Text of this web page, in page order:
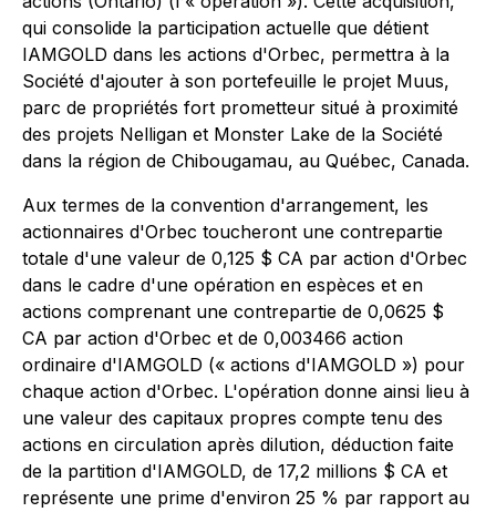
qui consolide la participation actuelle que détient
IAMGOLD dans les actions d'Orbec, permettra à la
Société d'ajouter à son portefeuille le projet Muus,
parc de propriétés fort prometteur situé à proximité
des projets Nelligan et Monster Lake de la Société
dans la région de Chibougamau, au Québec, Canada.
Aux termes de la convention d'arrangement, les
actionnaires d'Orbec toucheront une contrepartie
totale d'une valeur de 0,125 $ CA par action d'Orbec
dans le cadre d'une opération en espèces et en
actions comprenant une contrepartie de 0,0625 $
CA par action d'Orbec et de 0,003466 action
ordinaire d'IAMGOLD (« actions d'IAMGOLD ») pour
chaque action d'Orbec. L'opération donne ainsi lieu à
une valeur des capitaux propres compte tenu des
actions en circulation après dilution, déduction faite
de la partition d'IAMGOLD, de 17,2 millions $ CA et
représente une prime d'environ 25 % par rapport au